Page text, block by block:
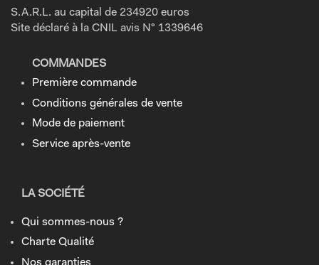
S.A.R.L. au capital de 234920 euros
Site déclaré à la CNIL avis N° 1339646
COMMANDES
Première commande
Conditions générales de vente
Mode de paiement
Service après-vente
LA SOCIÉTÉ
Qui sommes-nous ?
Charte Qualité